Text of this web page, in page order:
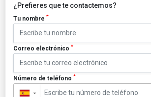
¿Prefieres que te contactemos?
Tu nombre *
Correo electrónico *
Número de teléfono *
▼